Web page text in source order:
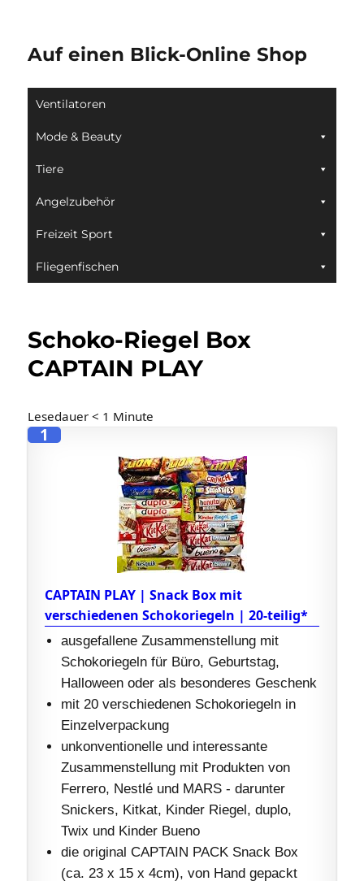
Auf einen Blick-Online Shop
Ventilatoren
Mode & Beauty
Tiere
Angelzubehör
Freizeit Sport
Fliegenfischen
Schoko-Riegel Box
CAPTAIN PLAY
Lesedauer < 1 Minute
1
CAPTAIN PLAY | Snack Box mit
verschiedenen Schokoriegeln | 20-teilig*
ausgefallene Zusammenstellung mit
Schokoriegeln für Büro, Geburtstag,
Halloween oder als besonderes Geschenk
mit 20 verschiedenen Schokoriegeln in
Einzelverpackung
unkonventionelle und interessante
Zusammenstellung mit Produkten von
Ferrero, Nestlé und MARS - darunter
Snickers, Kitkat, Kinder Riegel, duplo,
Twix und Kinder Bueno
die original CAPTAIN PACK Snack Box
(ca. 23 x 15 x 4cm), von Hand gepackt